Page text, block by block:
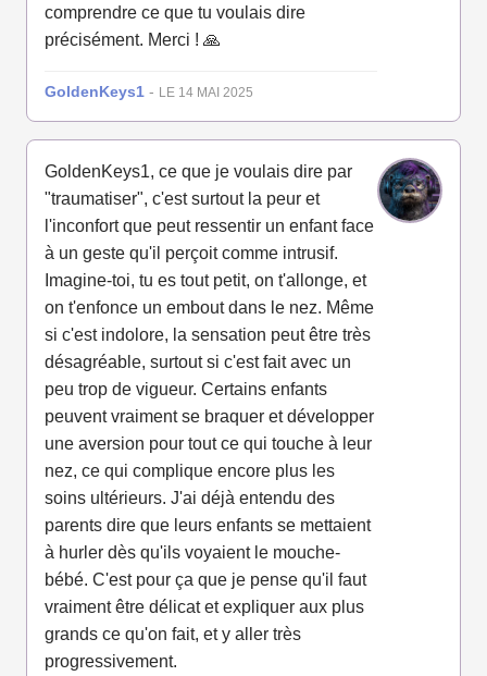
comprendre ce que tu voulais dire
précisément. Merci ! 🙏
GoldenKeys1 - LE 14 MAI 2025
GoldenKeys1, ce que je voulais dire par
"traumatiser", c'est surtout la peur et
l'inconfort que peut ressentir un enfant face
à un geste qu'il perçoit comme intrusif.
Imagine-toi, tu es tout petit, on t'allonge, et
on t'enfonce un embout dans le nez. Même
si c'est indolore, la sensation peut être très
désagréable, surtout si c'est fait avec un
peu trop de vigueur. Certains enfants
peuvent vraiment se braquer et développer
une aversion pour tout ce qui touche à leur
nez, ce qui complique encore plus les
soins ultérieurs. J'ai déjà entendu des
parents dire que leurs enfants se mettaient
à hurler dès qu'ils voyaient le mouche-
bébé. C'est pour ça que je pense qu'il faut
vraiment être délicat et expliquer aux plus
grands ce qu'on fait, et y aller très
progressivement.